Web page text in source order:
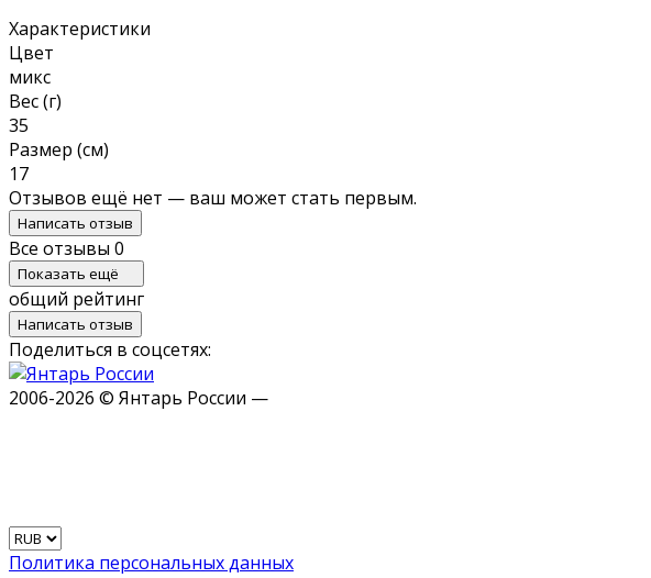
Характеристики
Цвет
микс
Вес (г)
35
Размер (см)
17
Отзывов ещё нет — ваш может стать первым.
Написать отзыв
Все отзывы 0
Показать ещё
общий рейтинг
Написать отзыв
Поделиться в соцсетях:
2006-2026 © Янтарь России —
Политика персональных данных